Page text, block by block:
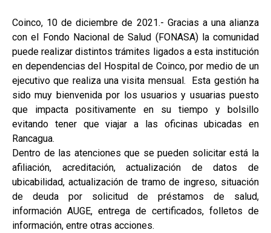
Coinco, 10 de diciembre de 2021.- Gracias a una alianza
con el Fondo Nacional de Salud (FONASA) la comunidad
puede realizar distintos trámites ligados a esta institución
en dependencias del Hospital de Coinco, por medio de un
ejecutivo que realiza una visita mensual. Esta gestión ha
sido muy bienvenida por los usuarios y usuarias puesto
que impacta positivamente en su tiempo y bolsillo
evitando tener que viajar a las oficinas ubicadas en
Rancagua.
Dentro de las atenciones que se pueden solicitar está la
afiliación, acreditación, actualización de datos de
ubicabilidad, actualización de tramo de ingreso, situación
de deuda por solicitud de préstamos de salud,
información AUGE, entrega de certificados, folletos de
información, entre otras acciones.